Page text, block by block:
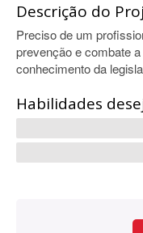
Descrição do
Preciso de um
prevenção e combate
conhecimento da
Habilidades